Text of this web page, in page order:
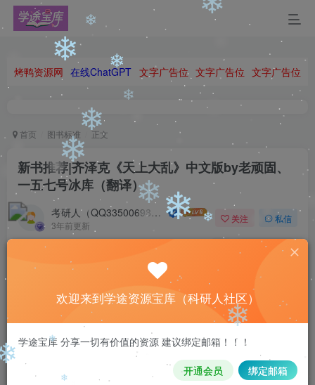
烤鸭资源网 在线ChatGPT 文字广告位 文字广告位 文字广告位
首页 图书标准 正文
新书推荐|齐泽克《天上大乱》中文版by老顽固、
一五七号冰库（翻译）
考研人（QQ335006980）
3年前更新
关注 私信
304
Believe you can and you’re halfway there.
相信自己，你也就成功了一半
注意 请看本条重要信息：请先登录再
购买，购买后刷新页面即可，链接如
果失效，请加客服qq335006980
欢迎来到学途资源宝库（科研人社区）
学途宝库 分享一切有价值的资源 建议绑定邮箱！！！
开通会员 绑定邮箱
❄
❄
❄
❄
❄
❄
❄
❄ ❄ ❄
❄ ❄